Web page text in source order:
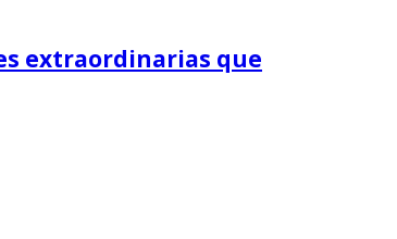
extraordinarias que